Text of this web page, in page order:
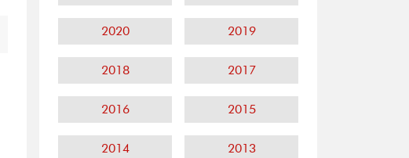
2020 2019
2018 2017
2016 2015
2014 2013